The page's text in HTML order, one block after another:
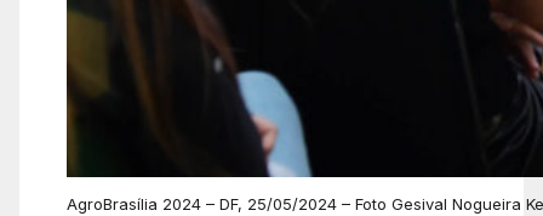
AgroBrasília 2024 – DF, 25/05/2024 – Foto Gesival Nogueira